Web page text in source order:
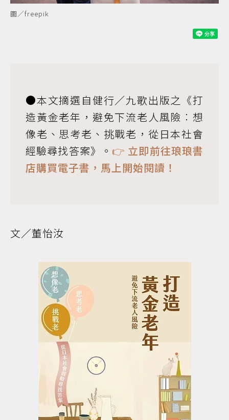
圖／freepik
●本文摘選自健行／九歌出版之《打
造黃金老年，避免下流老人風險︰想
像老、思考老、挑戰老，從日本社會
經驗尋找答案》。 👉 立即前往琅琅書
店購買電子書，馬上開始閱讀！
文／董怡汝